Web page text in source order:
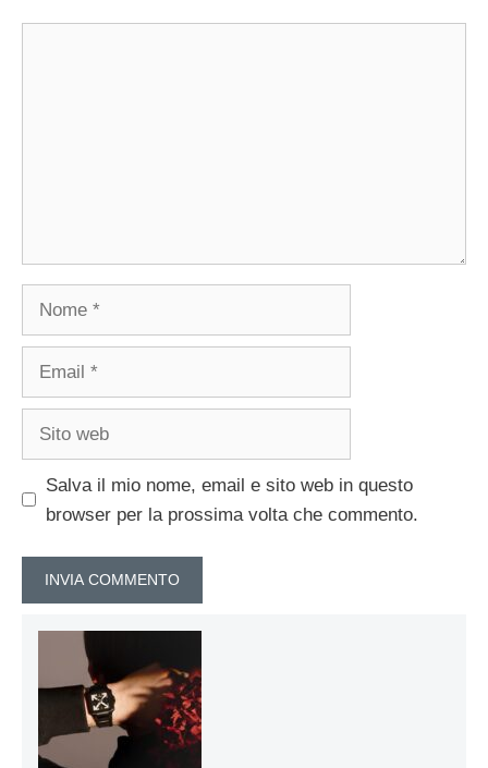
Nome
Email
Sito
Salva il mio nome, email e sito web in questo
browser per la prossima volta che commento.